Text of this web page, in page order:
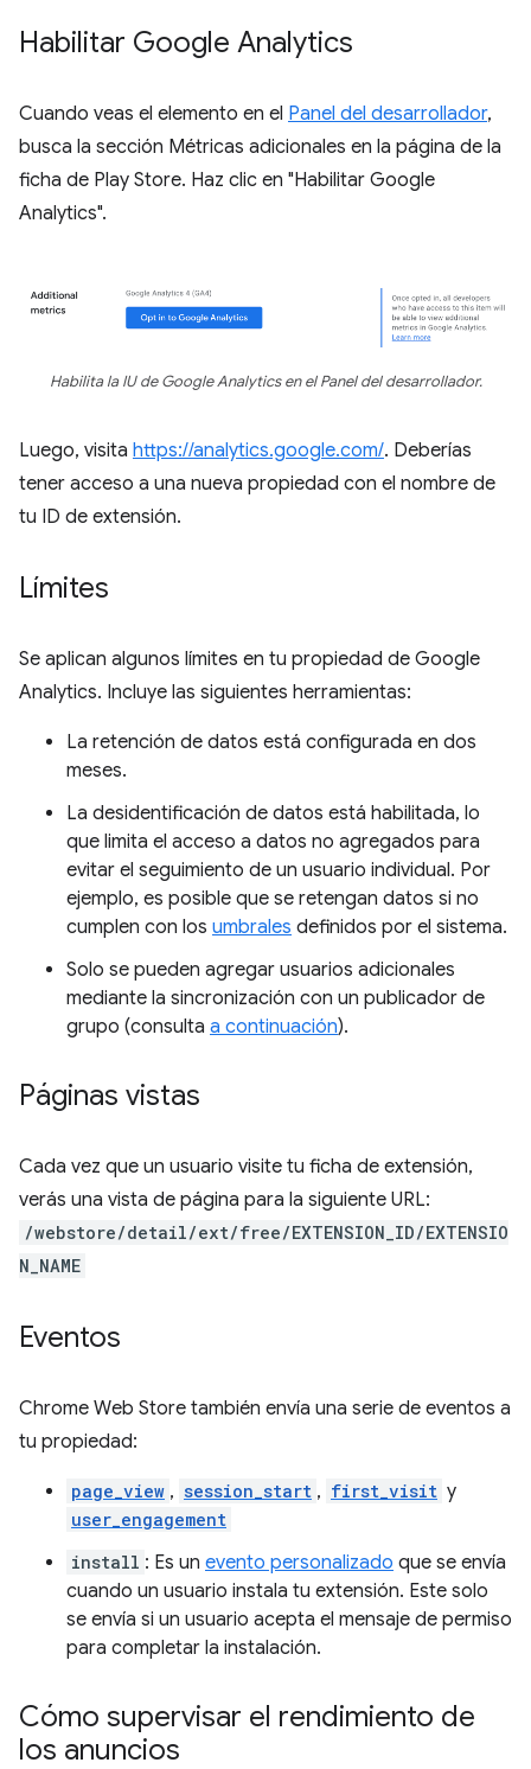
Habilitar Google Analytics
Cuando veas el elemento en el Panel del desarrollador,
busca la sección Métricas adicionales en la página de la
ficha de Play Store. Haz clic en "Habilitar Google
Analytics".
Habilita la IU de Google Analytics en el Panel del desarrollador.
Luego, visita https://analytics.google.com/. Deberías
tener acceso a una nueva propiedad con el nombre de
tu ID de extensión.
Límites
Se aplican algunos límites en tu propiedad de Google
Analytics. Incluye las siguientes herramientas:
La retención de datos está configurada en dos
meses.
La desidentificación de datos está habilitada, lo
que limita el acceso a datos no agregados para
evitar el seguimiento de un usuario individual. Por
ejemplo, es posible que se retengan datos si no
cumplen con los umbrales definidos por el sistema.
Solo se pueden agregar usuarios adicionales
mediante la sincronización con un publicador de
grupo (consulta a continuación).
Páginas vistas
Cada vez que un usuario visite tu ficha de extensión,
verás una vista de página para la siguiente URL:
/webstore/detail/ext/free/EXTENSION_ID/EXTENSIO
N_NAME
Eventos
Chrome Web Store también envía una serie de eventos a
tu propiedad:
page_view , session_start , first_visit y
user_engagement
install : Es un evento personalizado que se envía
cuando un usuario instala tu extensión. Este solo
se envía si un usuario acepta el mensaje de permiso
para completar la instalación.
Cómo supervisar el rendimiento de
los anuncios